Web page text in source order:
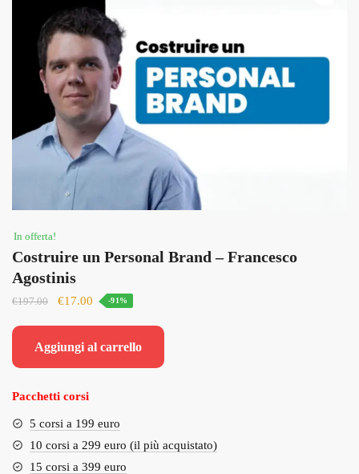
In offerta!
Costruire un Personal Brand – Francesco
Agostinis
€197.00
Il
era:
€17.00 Il
è:
-91%
Aggiungi al carrello
Pacchetti corsi
5 corsi a 199 euro
10 corsi a 299 euro (il più acquistato)
15 corsi a 399 euro